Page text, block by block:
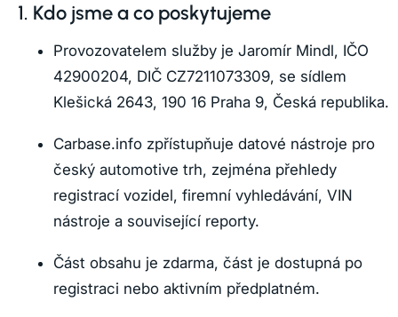
1. Kdo jsme a co poskytujeme
Provozovatelem služby je Jaromír Mindl, IČO
42900204, DIČ CZ7211073309, se sídlem
Klešická 2643, 190 16 Praha 9, Česká republika.
Carbase.info zpřístupňuje datové nástroje pro
český automotive trh, zejména přehledy
registrací vozidel, firemní vyhledávání, VIN
nástroje a související reporty.
Část obsahu je zdarma, část je dostupná po
registraci nebo aktivním předplatném.